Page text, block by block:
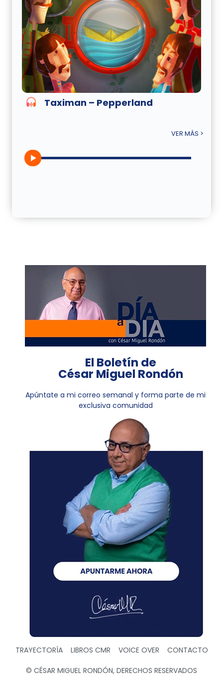
Taximan – Pepperland
VER MÁS >
El Boletín de
César Miguel Rondón
Apúntate a mi correo semanal y forma parte de mi
exclusiva comunidad
TRAYECTORÍA LIBROS CMR VOICE OVER CONTACTO
© CÉSAR MIGUEL RONDÓN, DERECHOS RESERVADOS